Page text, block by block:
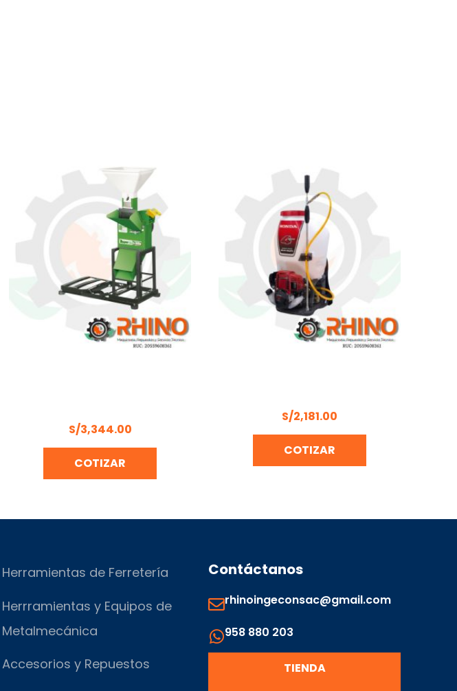
S/3,344.00
COTIZAR
S/2,181.00
COTIZAR
Herramientas de Ferretería
Herrramientas y Equipos de
Metalmecánica
Accesorios y Repuestos
Contáctanos
rhinoingeconsac@gmail.com
958 880 203
TIENDA